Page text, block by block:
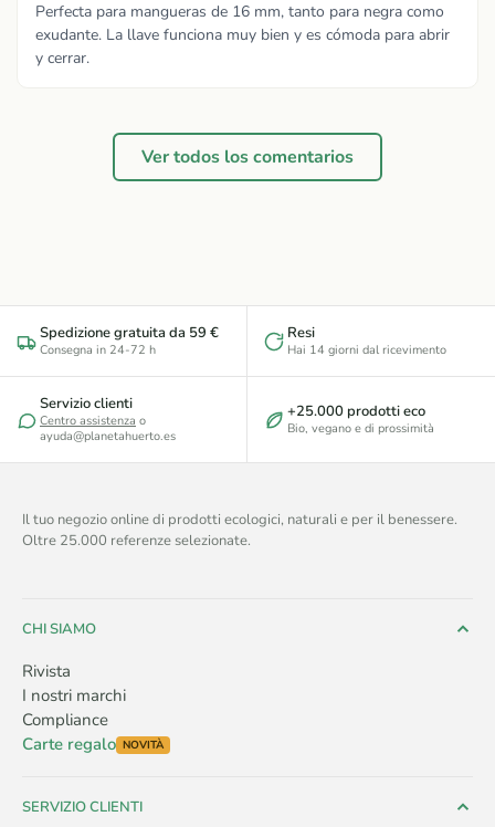
Perfecta para mangueras de 16 mm, tanto para negra como
exudante. La llave funciona muy bien y es cómoda para abrir
y cerrar.
Ver todos los comentarios
Spedizione gratuita da 59 €
Consegna in 24-72 h
Resi
Hai 14 giorni dal ricevimento
Servizio clienti
Centro assistenza o
ayuda@planetahuerto.es
+25.000 prodotti eco
Bio, vegano e di prossimità
Il tuo negozio online di prodotti ecologici, naturali e per il benessere.
Oltre 25.000 referenze selezionate.
CHI SIAMO
Rivista
I nostri marchi
Compliance
Carte regalo NOVITÀ
SERVIZIO CLIENTI